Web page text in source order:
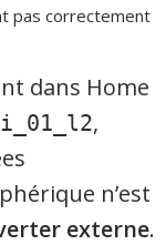
pas correctement
dans Home
,
n’est
externe.